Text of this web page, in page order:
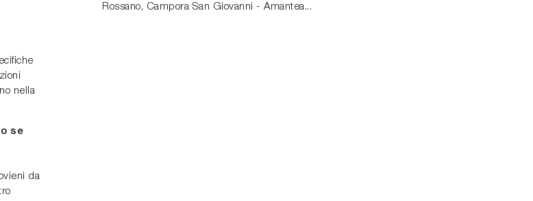
nella
se
da
Rossano, Campora San Giovanni - Amantea...